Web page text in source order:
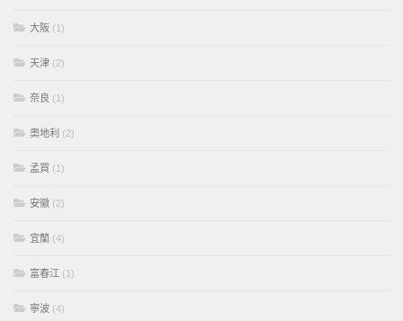
大阪 (1)
天津 (2)
奈良 (1)
奧地利 (2)
孟買 (1)
安徽 (2)
宜蘭 (4)
富春江 (1)
寧波 (4)